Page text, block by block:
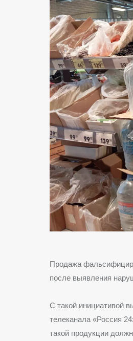
Продажа
после выявления
С такой инициативой
телеканала «Россия
такой продукции